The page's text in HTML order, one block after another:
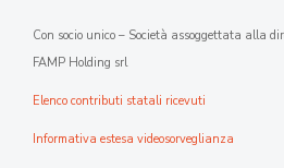
Con socio unico – Società assoggettata alla
FAMP Holding srl
Elenco contributi statali ricevuti
Informativa estesa videosorveglianza